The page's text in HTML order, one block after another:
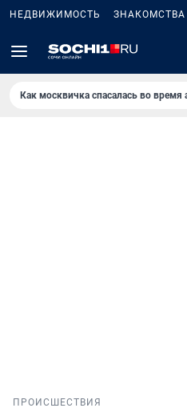
НЕДВИЖИМОСТЬ ЗНАКОМСТВА
Как москвичка спасалась во
ПРОИСШЕСТВИЯ